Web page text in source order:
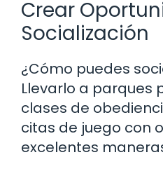
Crear
Socialización
¿Cómo puedes
Llevarlo a parques
clases de
citas de juego con
excelentes